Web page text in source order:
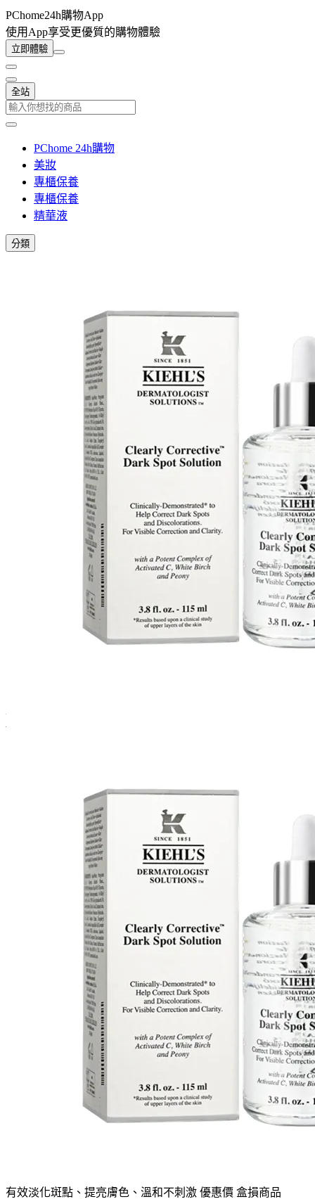
PChome24h購物App
使用App享受更優質的購物體驗
立即體驗
全站
PChome 24h購物
美妝
專櫃保養
專櫃保養
精華液
分類
有效淡化斑點、提亮膚色、溫和不刺激 優惠價 盒損商品